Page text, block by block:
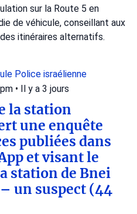
sur la Route 5 en
de véhicule, conseillant aux
itinéraires alternatifs.
Police israélienne
• Il y a 3 jours
la station
une enquête
publiées dans
et visant le
station de Bnei
un suspect (44